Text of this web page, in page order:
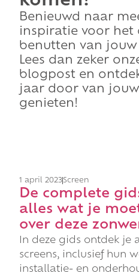
Benieuwd naar
inspiratie voor het
benutten van
Lees dan zeker
blogpost en
jaar door van
genieten!
1 april 2023Screen
De complete
alles wat je
over deze
In deze gids ontdek je
screens, inclusief hun
installatie- en